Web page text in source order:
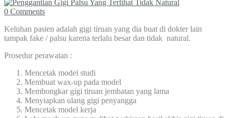
0 Comments
Keluhan pasien adalah gigi tiruan yang dia buat di dokter lain
tampak fake / palsu karena terlalu besar dan tidak natural.
Prosedur perawatan :
Mencetak model studi
Membuat wax-up pada model
Membongkar gigi tiruan jembatan yang lama
Menyiapkan ulang gigi penyangga
Mencetak model kerja